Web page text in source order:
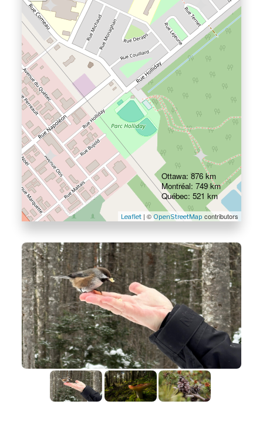
Leaflet| © OpenStreetMap contributors
Ottawa: 876 km
Montréal: 749 km
Québec: 521 km